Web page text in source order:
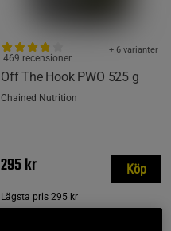
Off The Hook PWO 525 g
+ 6 varianter
469 recensioner
Chained Nutrition
295 kr
Lägsta pris 295 kr
Köp